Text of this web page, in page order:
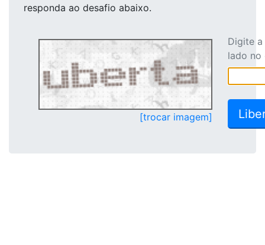
responda ao desafio abaixo.
[trocar imagem]
Digite
lado no